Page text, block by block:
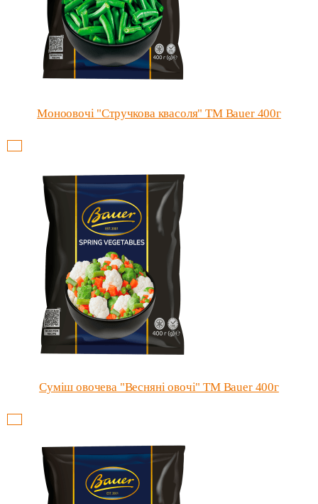
Моноовочі "Стручкова квасоля" ТМ Bauer 400г
Суміш овочева "Весняні овочі" ТМ Bauer 400г